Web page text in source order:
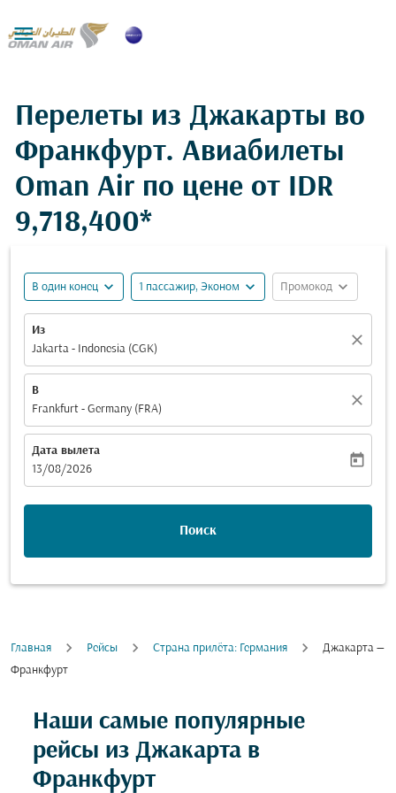

Перелеты из Джакарты во
Франкфурт. Авиабилеты
Oman Air по цене от IDR
9,718,400*
В один конец expand_more 1 пассажир, Эконом expand_more Промокод expand_more
Из
Jakarta - Indonesia (CGK)
close
В
Frankfurt - Germany (FRA)
close
Дата вылета
fc-booking-departure-date-aria-label
13/08/2026
today
Поиск
Главная Рейсы Cтрана прилёта: Германия
Джакарта —
Франкфурт
Наши самые популярные
рейсы из Джакарта в
Франкфурт